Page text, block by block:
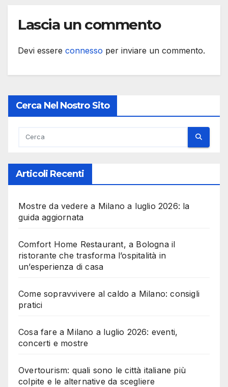
Lascia un commento
Devi essere connesso per inviare un commento.
Cerca Nel Nostro Sito
Articoli Recenti
Mostre da vedere a Milano a luglio 2026: la
guida aggiornata
Comfort Home Restaurant, a Bologna il
ristorante che trasforma l’ospitalità in
un’esperienza di casa
Come sopravvivere al caldo a Milano: consigli
pratici
Cosa fare a Milano a luglio 2026: eventi,
concerti e mostre
Overtourism: quali sono le città italiane più
colpite e le alternative da scegliere